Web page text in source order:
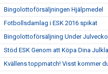
Bingolottoförsäljningen Hjälpmedel
Fotbollsdamlag i ESK 2016 spikat
Bingolottoförsäljning Under
Stöd ESK Genom att Köpa Dina
Kvällens toppmatch! Visst kommer